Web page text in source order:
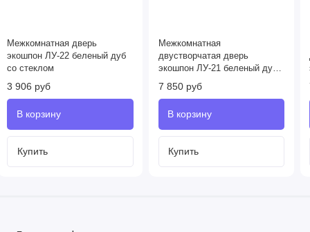
Межкомнатная дверь
экошпон ЛУ-22 беленый дуб
со стеклом
3 906 руб
Купить
Межкомнатная
двустворчатая дверь
экошпон ЛУ-21 беленый дуб
глухая
7 850 руб
Купить